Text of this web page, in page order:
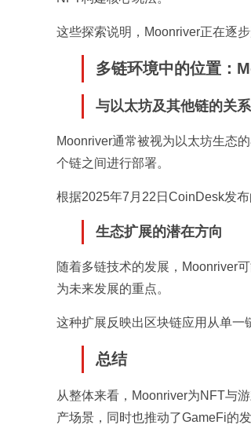
这些探索说明，Moonriver正在逐
多链环境中的位置：
与以太坊及其他链的关系
Moonriver通常被视为以太坊生态
个链之间进行部署。
根据2025年7月22日CoinDesk发
生态扩展的潜在方向
随着多链技术的发展，Moonriver
为未来发展的重点。
这种扩展反映出区块链应用从单一
总结
从整体来看，Moonriver为NFT与
产场景，同时也推动了GameFi的